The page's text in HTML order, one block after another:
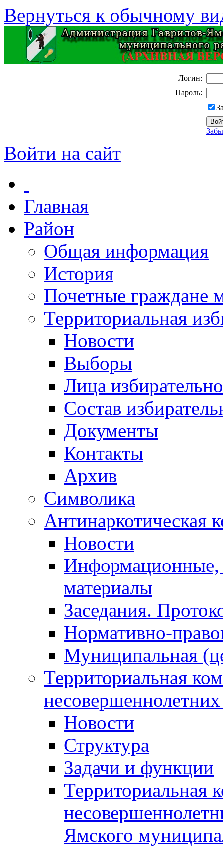
Вернуться к обычному
Логин:
Пароль:
Войти на сайт
Главная
Район
Общая информация
История
Почетные граждане
Территориальная
Новости
Выборы
Лица
Состав
Документы
Контакты
Архив
Символика
Антинаркотическая
Новости
Информационные,
материалы
Заседания.
Нормативно-
Муниципальная
Территориальная
Новости
Структура
Задачи и функции
Территориальная
Ямского